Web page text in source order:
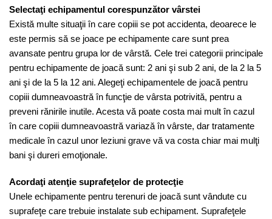
Selectaţi echipamentul corespunzător vârstei
Există multe situaţii în care copiii se pot accidenta, deoarece le
este permis să se joace pe echipamente care sunt prea
avansate pentru grupa lor de vârstă. Cele trei categorii principale
pentru echipamente de joacă sunt: 2 ani şi sub 2 ani, de la 2 la 5
ani şi de la 5 la 12 ani. Alegeţi echipamentele de joacă pentru
copiii dumneavoastră în funcţie de vârsta potrivită, pentru a
preveni rănirile inutile. Acesta vă poate costa mai mult în cazul
în care copiii dumneavoastră variază în vârste, dar tratamente
medicale în cazul unor leziuni grave vă va costa chiar mai mulţi
bani şi dureri emoţionale.
Acordaţi atenţie suprafeţelor de protecţie
Unele echipamente pentru terenuri de joacă sunt vândute cu
suprafeţe care trebuie instalate sub echipament. Suprafeţele